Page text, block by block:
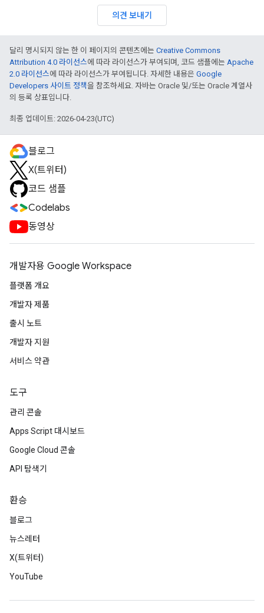
의견 보내기
달리 명시되지 않는 한 이 페이지의 콘텐츠에는 Creative Commons
Attribution 4.0 라이선스에 따라 라이선스가 부여되며, 코드 샘플에는 Apache
2.0 라이선스에 따라 라이선스가 부여됩니다. 자세한 내용은 Google
Developers 사이트 정책을 참조하세요. 자바는 Oracle 및/또는 Oracle 계열사
의 등록 상표입니다.
최종 업데이트: 2026-04-23(UTC)
블로그
X(트위터)
코드 샘플
Codelabs
동영상
개발자용 Google Workspace
플랫폼 개요
개발자 제품
출시 노트
개발자 지원
서비스 약관
도구
관리 콘솔
Apps Script 대시보드
Google Cloud 콘솔
API 탐색기
환승
블로그
뉴스레터
X(트위터)
YouTube